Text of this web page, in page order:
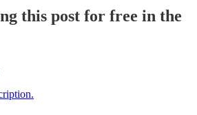
this post for free in the